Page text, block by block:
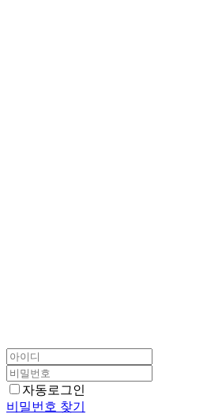
자동로그인
비밀번호 찾기